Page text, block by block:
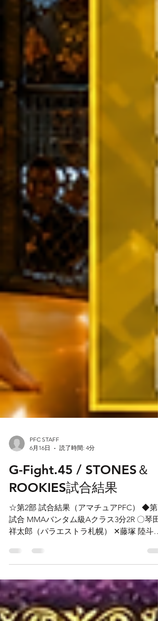
PFC STAFF
読了時間: 4分
G-Fight.45 / STONES＆
ROOKIES試合結果
☆第2部 試合結果（アマチュアPFC） ◆第
試合 MMAバンタム級Aクラス3分2R 〇琴田
祥太郎（パラエストラ札幌） ✕藤塚 陸斗
（オウプネス札幌） 1R 1:07 TKO ◆第15試
MMA50kgキャッチウェイトAクラス3分2R
岸野 あやめ（Fit Fight REVIVAL） 〇中川 奎